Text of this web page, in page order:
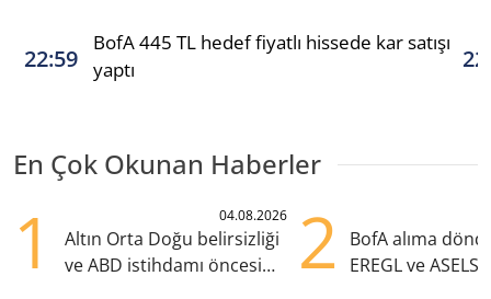
22:59
BofA 445 TL hedef fiyatlı hissede kar satışı
yaptı
En Çok Okunan Haberler
1 04.08.2026
Altın Orta Doğu belirsizliği
ve ABD istihdamı öncesi
2
BofA alıma
EREGL ve ASELS